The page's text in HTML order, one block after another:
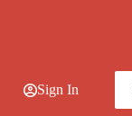
Sign In